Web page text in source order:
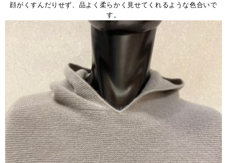
顔がくすんだりせず、品よく柔らかく見せてくれるような色合いで
す。